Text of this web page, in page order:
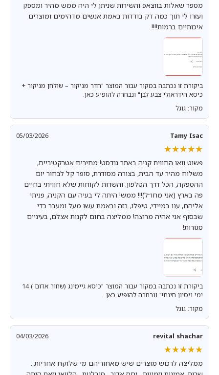
מספר שאלות בווצאפ והשירות שניתן לי היה ממש מהיר ומספק
ועזרו לי תוך כמה דק בודדות באמת אנשים מדהימים ומוצרים
איכותיים ברמות!!!!
ביקורת זו נכתבה במקור עבור המוצר "חדר מניקור – שולחן מניקור +
כיסא הידראולי צבע לבן" ונבחרה להופיע כאן.
מקור: גוגל
Tamy Isac
05/03/2026
★★★★★
★★★★★
פשוט וואו החווית קניה באתר גודסט! מחירים אטרקטיביים,
משלוח מהיר עד הבית, בצורה מסודרת, סופר קל לבחור יום
ההספקה, הכל דרך הטלפון. והשרות לקוחות שלא חוויתי בחיים
פה בארץ (אני מחו״ל)!!! ממש! היתה לי בעיה עם הקניה, פניתי
אליהם, ענו במיידי, טיפלו, בזה ובאמת עשו מעל ומעבר כדי
שבסוף אני אהיה מרוצה! ממליצה בחום לקנות אצלם, בעיניים
סגורות!
ביקורת זו נכתבה במקור עבור המוצר "כיסא גיימינג (שחור אדום ) 14
ימי ניסיון חינם!" ונבחרה להופיע כאן.
מקור: גוגל
revital shachar
04/03/2026
★★★★★
★★★★★
ממליצה לרכוש מוצרים שיש מאחוריהם מי שלוקח אחריות .